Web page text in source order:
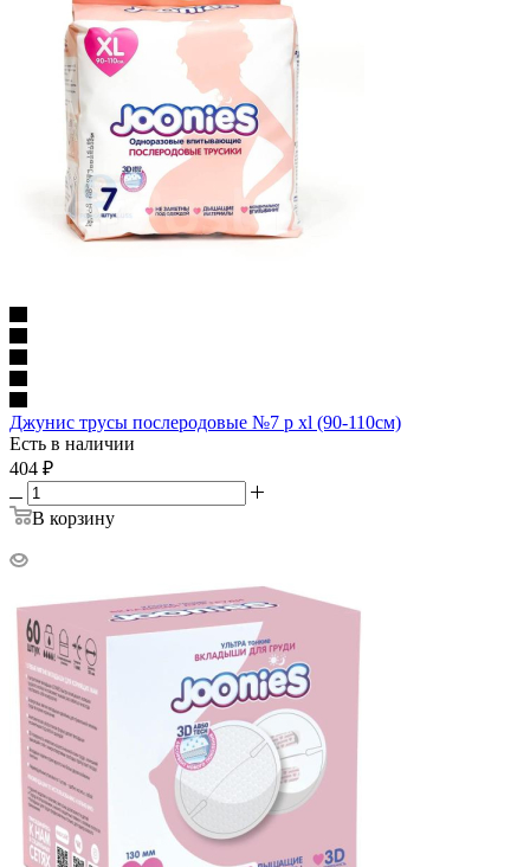
Джунис трусы послеродовые №7 р xl (90-110см)
Есть в наличии
404 ₽
В корзину